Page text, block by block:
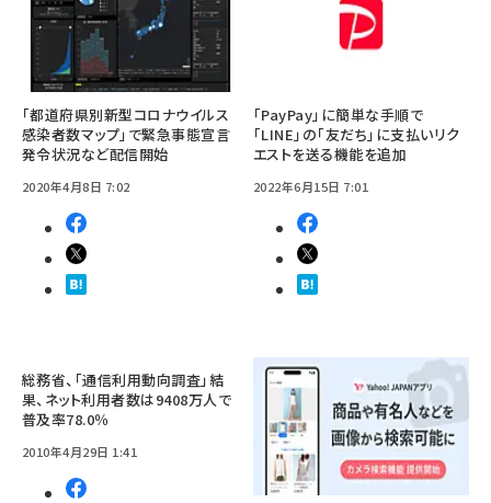
「都道府県別新型コロナウイルス
感染者数マップ」で緊急事態宣言
発令状況など配信開始
2020年4月8日 7:02
「PayPay」に簡単な手順で
「LINE」の「友だち」に支払いリク
エストを送る機能を追加
2022年6月15日 7:01
総務省、「通信利用動向調査」結
果、ネット利用者数は9408万人で
普及率78.0％
2010年4月29日 1:41